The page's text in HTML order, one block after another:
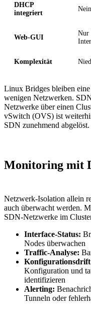
DHCP
integriert
Nein
Web-GUI
Nur
Komplexität
Linux Bridges bleiben
wenigen Netzwerken.
Netzwerke über einen
vSwitch (OVS) ist
SDN zunehmend abgelöst.
Monitoring mit
Netzwerk-Isolation allein
auch überwacht werden.
SDN-Netzwerke im
Interface-Status:
Nodes überwachen
Traffic-Analyse:
Konfiguration und
identifizieren
Alerting:
Tunneln oder